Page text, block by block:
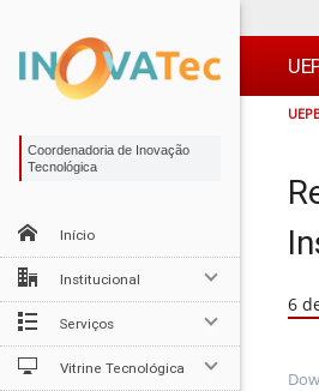
conteúdo
menu
busca
rodapé

Coordenadoria de Inovação
Tecnológica
Início
Institucional
Serviços
Vitrine Tecnológica
6